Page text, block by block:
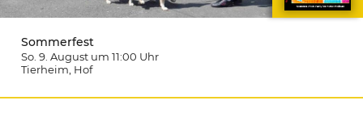
Sommerfest
So. 9. August um 11:00 Uhr
Tierheim , Hof